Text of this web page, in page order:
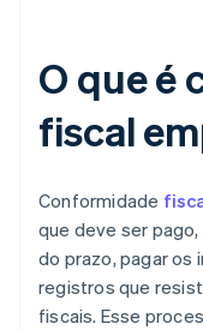
O que é
fiscal
Conformidade
que deve ser
do prazo, pagar os
registros que
fiscais. Esse